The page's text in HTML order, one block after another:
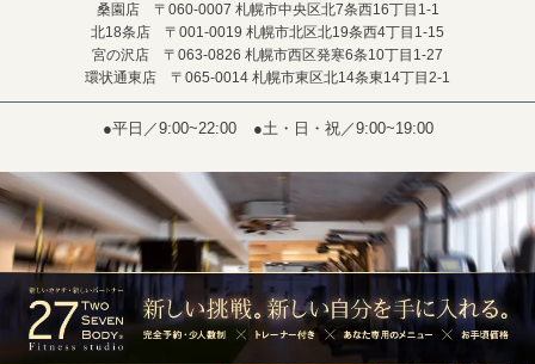
桑園店 〒060-0007 札幌市中央区北7条西16丁目1-1
北18条店 〒001-0019 札幌市北区北19条西4丁目1-15
宮の沢店 〒063-0826 札幌市西区発寒6条10丁目1-27
環状通東店 〒065-0014 札幌市東区北14条東14丁目2-1
●平日／9:00~22:00 ●土・日・祝／9:00~19:00